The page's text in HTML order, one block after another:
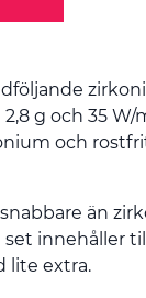
g och 35
och
än
set innehåller
lite extra.